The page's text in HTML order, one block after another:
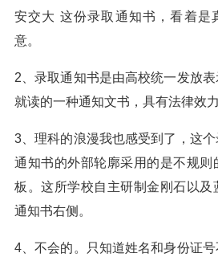
安交大 这份录取通知书，看着是
意。
2、录取通知书是由高校统一发放
就读的一种通知文书，具有法律效力
3、理科的浪漫我也感受到了，这个
通知书的外部轮廓采用的是不规则
板。这所学校自主研制金刚石以及
通知书右侧。
4、不会的。只知道姓名和身份证